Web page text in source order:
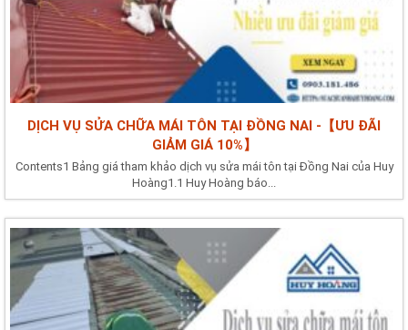
DỊCH VỤ SỬA CHỮA MÁI TÔN TẠI ĐỒNG NAI -【ƯU ĐÃI
GIẢM GIÁ 10%】
Contents1 Bảng giá tham khảo dịch vụ sửa mái tôn tại Đồng Nai của Huy
Hoàng1.1 Huy Hoàng báo...